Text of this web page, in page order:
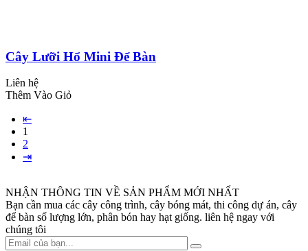
Cây Lưỡi Hổ Mini Để Bàn
Liên hệ
Thêm Vào Giỏ
⇤
1
2
⇥
NHẬN THÔNG TIN VỀ SẢN PHẨM MỚI NHẤT
Bạn cần mua các cây công trình, cây bóng mát, thi công dự án, cây
để bàn số lượng lớn, phân bón hay hạt giống. liên hệ ngay với
chúng tôi